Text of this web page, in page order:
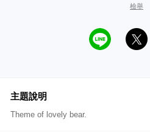
檢舉
主題說明
Theme of lovely bear.